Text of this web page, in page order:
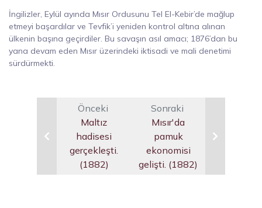
İngilizler, Eylül ayında Mısır Ordusunu Tel El-Kebir’de mağlup
etmeyi başardılar ve Tevfik’i yeniden kontrol altına alınan
ülkenin başına geçirdiler. Bu savaşın asıl amacı; 1876’dan bu
yana devam eden Mısır üzerindeki iktisadi ve mali denetimi
sürdürmekti.
Önceki
Maltız
hadisesi
gerçekleşti.
(1882)
Sonraki
Mısır'da
pamuk
ekonomisi
gelişti. (1882)